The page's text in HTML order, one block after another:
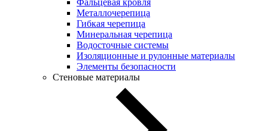
Металлочерепица
Гибкая черепица
Минеральная черепица
Водосточные системы
Изоляционные и рулонные материалы
Элементы безопасности
Стеновые материалы